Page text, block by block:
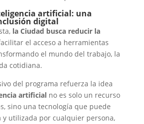
artificial: una
digital
la Ciudad busca reducir la
el acceso a herramientas
el mundo del trabajo, la
cotidiana.
del programa refuerza la idea
artificialno es solo un recurso
sino una tecnología que puede
y utilizada por cualquier persona,